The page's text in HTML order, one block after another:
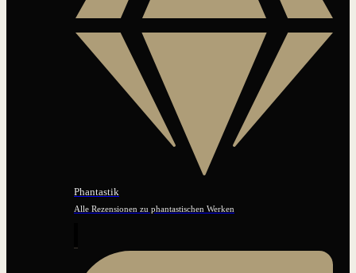
Phantastik
Alle Rezensionen zu phantastischen Werken